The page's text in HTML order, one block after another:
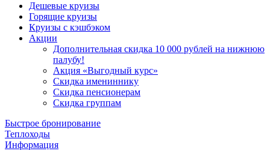
Дешевые круизы
Горящие круизы
Круизы с кэшбэком
Акции
Дополнительная скидка 10 000 рублей на нижнюю
палубу!
Акция «Выгодный курс»
Скидка имениннику
Скидка пенсионерам
Скидка группам
Быстрое бронирование
Теплоходы
Информация